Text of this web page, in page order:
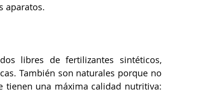
aparatos.
libres de fertilizantes sintéticos,
También son naturales porque no
tienen una máxima calidad nutritiva: